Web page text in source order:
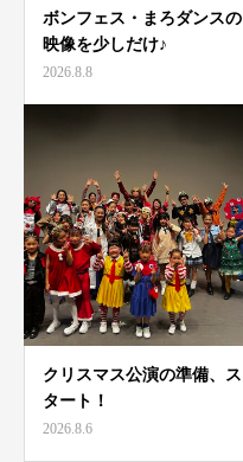
ボンフェス・まろダンスの
映像を少しだけ♪
2026.8.8
クリスマス公演の準備、ス
タート！
2026.8.6